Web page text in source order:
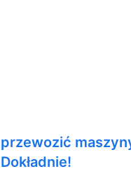
przewozić
Dokładnie!